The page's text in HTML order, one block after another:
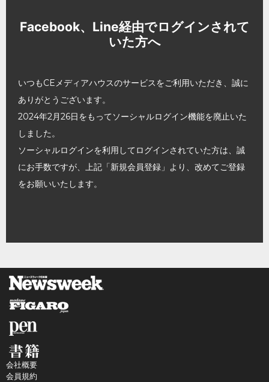
Facebook、Line経由でログインされて
いた方へ
いつもCEメディアハウスのサービスをご利用いただき、誠に
ありがとうございます。
2024年2月26日をもってソーシャルログイン機能を廃止いた
しました。
ソーシャルログインを利用してログインされていた方は、誠
にお手数ですが、上記「新規会員登録」より、改めてご登録
をお願いいたします。
会社概要
会員規約